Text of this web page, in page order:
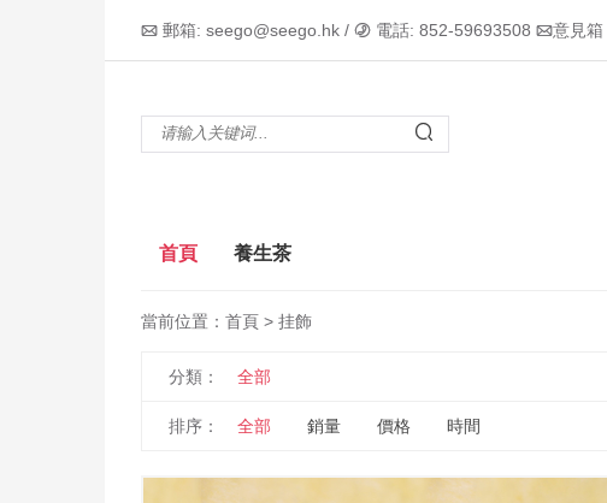
 郵箱: seego@seego.hk /  電話: 852-59693508 意見箱

首頁 養生茶
當前位置： 首頁 > 挂飾
分類： 全部
排序： 全部 銷量 價格 時間